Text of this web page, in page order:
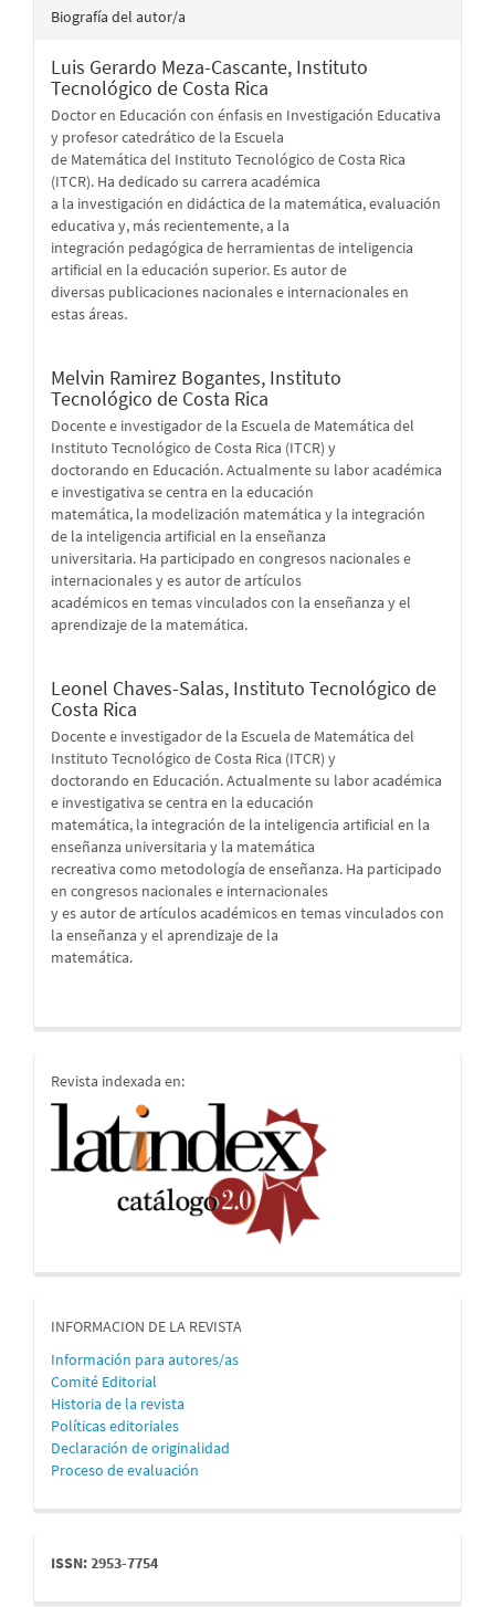
Biografía del autor/a
Luis Gerardo Meza-Cascante, Instituto
Tecnológico de Costa Rica
Doctor en Educación con énfasis en Investigación Educativa
y profesor catedrático de la Escuela
de Matemática del Instituto Tecnológico de Costa Rica
(ITCR). Ha dedicado su carrera académica
a la investigación en didáctica de la matemática, evaluación
educativa y, más recientemente, a la
integración pedagógica de herramientas de inteligencia
artificial en la educación superior. Es autor de
diversas publicaciones nacionales e internacionales en
estas áreas.
Melvin Ramirez Bogantes, Instituto
Tecnológico de Costa Rica
Docente e investigador de la Escuela de Matemática del
Instituto Tecnológico de Costa Rica (ITCR) y
doctorando en Educación. Actualmente su labor académica
e investigativa se centra en la educación
matemática, la modelización matemática y la integración
de la inteligencia artificial en la enseñanza
universitaria. Ha participado en congresos nacionales e
internacionales y es autor de artículos
académicos en temas vinculados con la enseñanza y el
aprendizaje de la matemática.
Leonel Chaves-Salas, Instituto Tecnológico de
Costa Rica
Docente e investigador de la Escuela de Matemática del
Instituto Tecnológico de Costa Rica (ITCR) y
doctorando en Educación. Actualmente su labor académica
e investigativa se centra en la educación
matemática, la integración de la inteligencia artificial en la
enseñanza universitaria y la matemática
recreativa como metodología de enseñanza. Ha participado
en congresos nacionales e internacionales
y es autor de artículos académicos en temas vinculados con
la enseñanza y el aprendizaje de la
matemática.
indices
Revista indexada en:
informacion
INFORMACION DE LA REVISTA
Información para autores/as
Comité Editorial
Historia de la revista
Políticas editoriales
Declaración de originalidad
Proceso de evaluación
issn
ISSN: 2953-7754